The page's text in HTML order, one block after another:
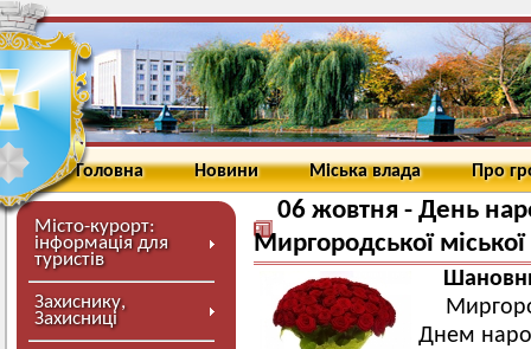
Головна Новини Міська влада Про
Місто-курорт:
інформація для
туристів
Захиснику,
Захисниці
06 жовтня - День
Миргородської
Днем